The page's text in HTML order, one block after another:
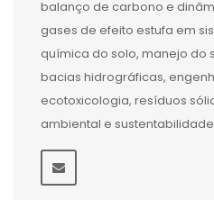
balanço de carbono e
gases de efeito estufa em
química do solo, manejo do
bacias hidrográficas,
ecotoxicologia, resíduos
ambiental e